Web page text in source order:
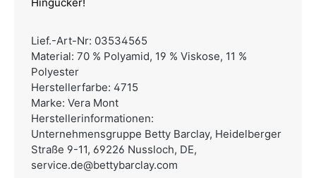
Lief.-Art-Nr: 03534565
Material: 70 % Polyamid, 19 % Viskose, 11 %
Polyester
Herstellerfarbe: 4715
Marke: Vera Mont
Herstellerinformationen:
Unternehmensgruppe Betty Barclay, Heidelberger
Straße 9-11, 69226 Nussloch, DE,
service.de@bettybarclay.com